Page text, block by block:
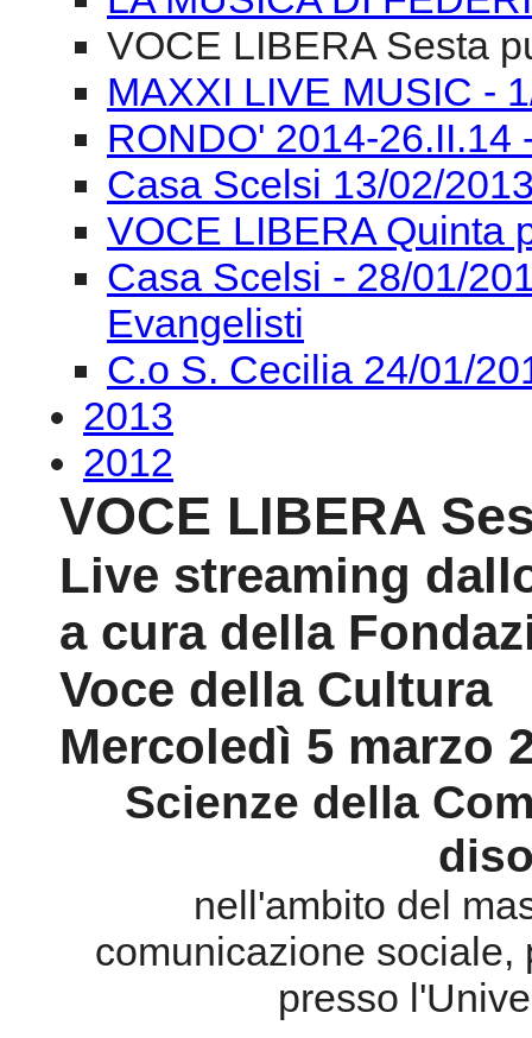
VOCE LIBERA Sesta
MAXXI LIVE MUSIC -
RONDO' 2014-
Casa Scelsi 13/02/
VOCE LIBERA Quinta
Casa Scelsi - 28/01/
Evangelisti
C.o S. Cecilia 24/01/
2013
2012
VOCE LIBERA
Live streaming
a cura della
Voce della Cultura
Mercoledì 5 marzo
Scienze della
nell'ambito del
comunicazione
presso